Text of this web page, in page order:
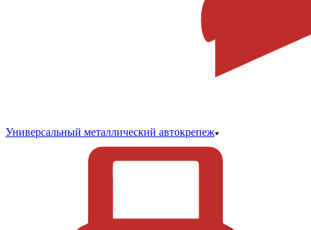
Универсальный металлический автокрепеж